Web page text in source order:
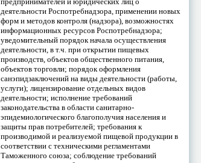
деятельности Роспотребнадзора, применении новых
форм и методов контроля (надзора), возможностях
информационных ресурсов Роспотребнадзора;
уведомительный порядок начала осуществления
деятельности, в т.ч. при открытии пищевых
производств, объектов общественного питания,
объектов торговли; порядок оформления
санэпидзаключений на виды деятельности (работы,
услуги); лицензирование отдельных видов
деятельности; исполнение требований
законодательства в области санитарно-
эпидемиологического благополучия населения и
защиты прав потребителей; требования к
производимой и реализуемой пищевой продукции в
соответствии с техническими регламентами
Таможенного союза; соблюдение требований